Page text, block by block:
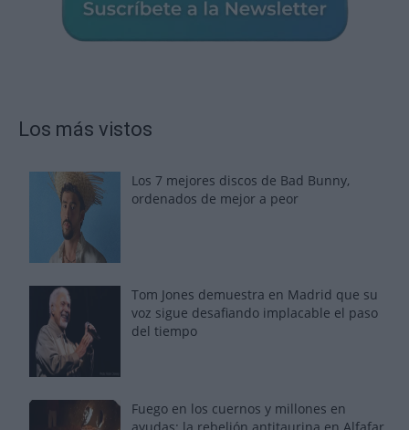
Los más vistos
Los 7 mejores discos de Bad Bunny,
ordenados de mejor a peor
Tom Jones demuestra en Madrid que su
voz sigue desafiando implacable el paso
del tiempo
Fuego en los cuernos y millones en